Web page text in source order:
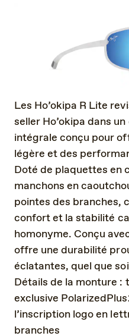
Les Ho’okipa R Lite
seller Ho’okipa dans
intégrale conçu pour
légère et des
Doté de plaquettes en
manchons en
pointes des branches,
confort et la stabilité
homonyme. Conçu
offre une durabilité
éclatantes, quel que
Détails de la monture :
exclusive
l’inscription logo en
branches